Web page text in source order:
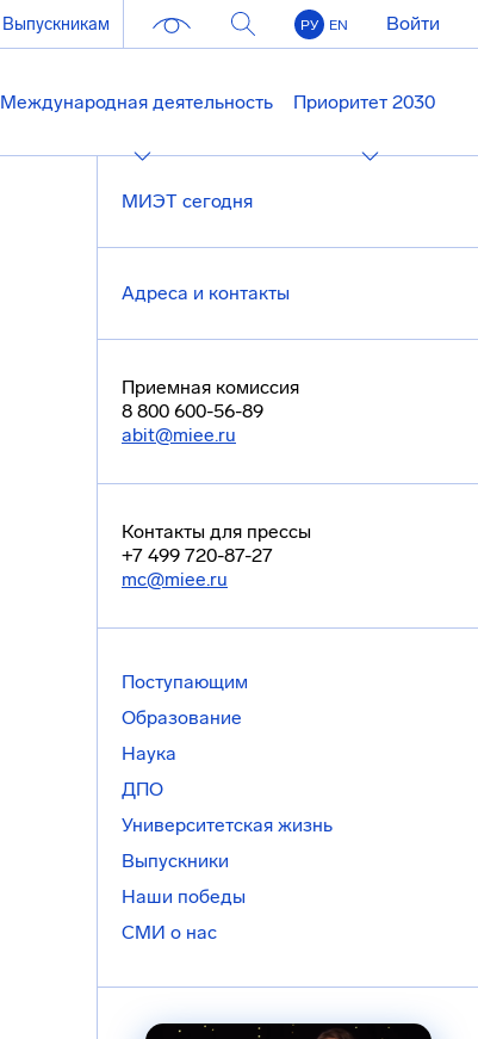
Выпускникам РУ EN Войти
Международная деятельность Приоритет 2030
МИЭТ сегодня
Адреса и контакты
Приемная комиссия
8 800 600-56-89
abit@miee.ru
Контакты для прессы
+7 499 720-87-27
mc@miee.ru
Поступающим
Образование
Наука
ДПО
Университетская жизнь
Выпускники
Наши победы
СМИ о нас